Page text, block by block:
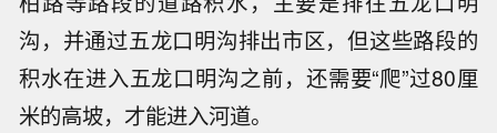
沟，并通过五龙口明沟排出市区，但这些路段的
积水在进入五龙口明沟之前，还需要“爬”过80厘
米的高坡，才能进入河道。